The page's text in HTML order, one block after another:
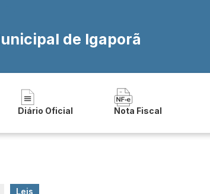
de Igaporã
Diário Oficial Nota Fiscal
Leis